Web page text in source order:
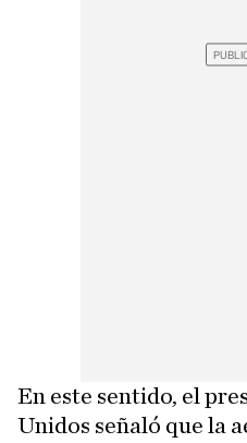
En este sentido, el
Unidos señaló que la